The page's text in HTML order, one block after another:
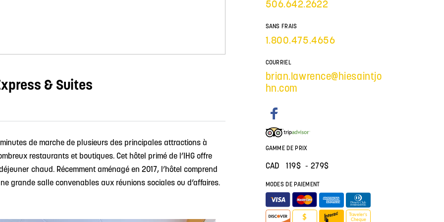
& Suites
de marche de plusieurs des principales attractions à
restaurants et boutiques. Cet hôtel primé de l’IHG offre
chaud. Récemment aménagé en 2017, l’hôtel comprend
grande salle convenables aux réunions sociales ou d’affaires.
506.642.2622
SANS FRAIS
1.800.475.4656
COURRIEL
brian.lawrence@hiesaintjo
hn.com
GAMME DE PRIX
CAD 119$ - 279$
MODES DE PAIEMENT
$ Traveler’s
Cheque